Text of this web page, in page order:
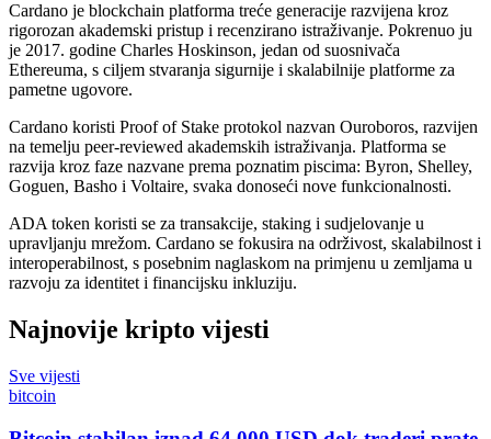
Cardano je blockchain platforma treće generacije razvijena kroz
rigorozan akademski pristup i recenzirano istraživanje. Pokrenuo ju
je 2017. godine Charles Hoskinson, jedan od suosnivača
Ethereuma, s ciljem stvaranja sigurnije i skalabilnije platforme za
pametne ugovore.
Cardano koristi Proof of Stake protokol nazvan Ouroboros, razvijen
na temelju peer-reviewed akademskih istraživanja. Platforma se
razvija kroz faze nazvane prema poznatim piscima: Byron, Shelley,
Goguen, Basho i Voltaire, svaka donoseći nove funkcionalnosti.
ADA token koristi se za transakcije, staking i sudjelovanje u
upravljanju mrežom. Cardano se fokusira na održivost, skalabilnost i
interoperabilnost, s posebnim naglaskom na primjenu u zemljama u
razvoju za identitet i financijsku inkluziju.
Najnovije kripto vijesti
Sve vijesti
bitcoin